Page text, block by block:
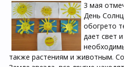
3 мая
День
обогрето
дает свет
также растениям и животным.